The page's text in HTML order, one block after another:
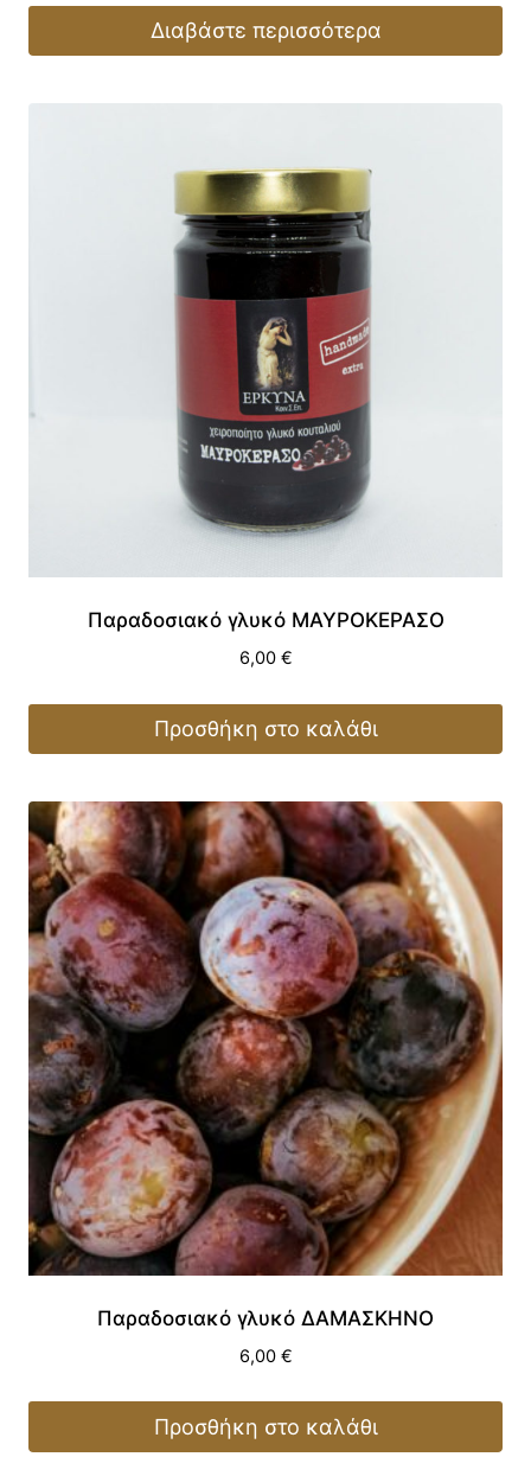
Διαβάστε περισσότερα
Παραδοσιακό γλυκό ΜΑΥΡΟΚΕΡΑΣΟ
6,00 €
Προσθήκη στο καλάθι
Παραδοσιακό γλυκό ΔΑΜΑΣΚΗΝΟ
6,00 €
Προσθήκη στο καλάθι